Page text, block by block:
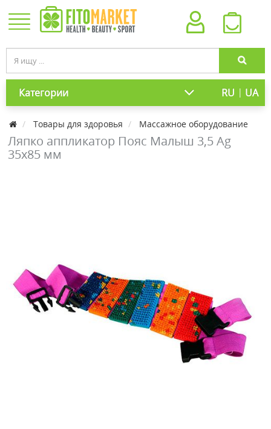
Категории RU | UA
Товары для здоровья Массажное оборудование
Ляпко аппликатор Пояс Малыш 3,5 Ag
35х85 мм